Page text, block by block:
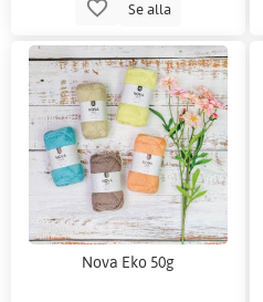
Se alla
Nova Eko 50g